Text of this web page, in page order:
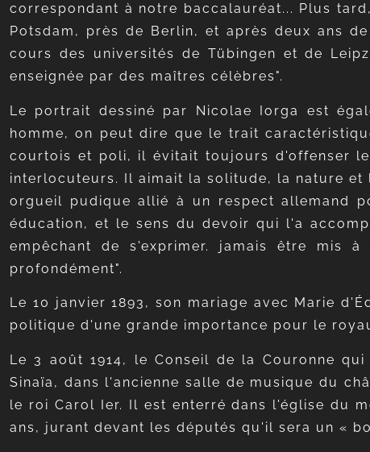
correspondant à notre baccalauréat... Plus
Potsdam, près de Berlin, et après deux ans
cours des universités de Tübingen et de
enseignée par des maîtres célèbres".
Le portrait dessiné par Nicolae Iorga est
homme, on peut dire que le trait
courtois et poli, il évitait toujours d'offenser
interlocuteurs. Il aimait la solitude, la nature et
orgueil pudique allié à un respect allemand
éducation, et le sens du devoir qui l'a
empêchant de s'exprimer.
jamais être mis à
profondément".
Le 10 janvier 1893, son mariage avec Marie
politique d'une grande importance pour le
Le 3 août 1914, le Conseil de la Couronne
Sinaïa, dans l'ancienne salle de musique du
le roi Carol Ier. Il est enterré dans l'église du
ans, jurant devant les députés qu'il sera un «